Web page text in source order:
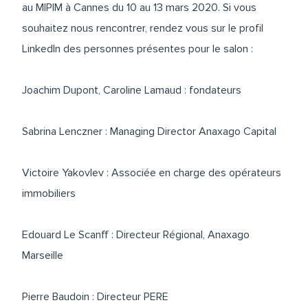
au MIPIM à Cannes du 10 au 13 mars 2020. Si vous
souhaitez nous rencontrer, rendez vous sur le profil
LinkedIn des personnes présentes pour le salon :
Joachim Dupont, Caroline Lamaud : fondateurs
Sabrina Lenczner : Managing Director Anaxago Capital
Victoire Yakovlev : Associée en charge des opérateurs
immobiliers
Edouard Le Scanff : Directeur Régional, Anaxago
Marseille
Pierre Baudoin : Directeur PERE